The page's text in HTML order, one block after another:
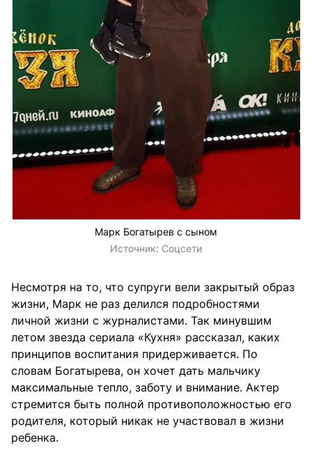
Марк Богатырев с сыном
Источник: Соцсети
Несмотря на то, что супруги вели закрытый образ
жизни, Марк не раз делился подробностями
личной жизни с журналистами. Так минувшим
летом звезда сериала «Кухня» рассказал, каких
принципов воспитания придерживается. По
словам Богатырева, он хочет дать мальчику
максимальные тепло, заботу и внимание. Актер
стремится быть полной противоположностью его
родителя, который никак не участвовал в жизни
ребенка.